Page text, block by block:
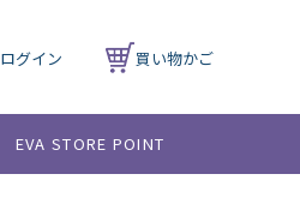
ログイン 買い物かご
EVA STORE POINT